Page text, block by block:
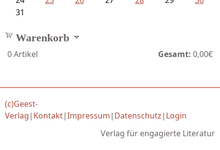
31
Warenkorb
0Artikel Gesamt: 0,00€
(c)Geest-
Verlag| Kontakt|Impressum| Datenschutz| Login
Verlag für engagierte Literatur